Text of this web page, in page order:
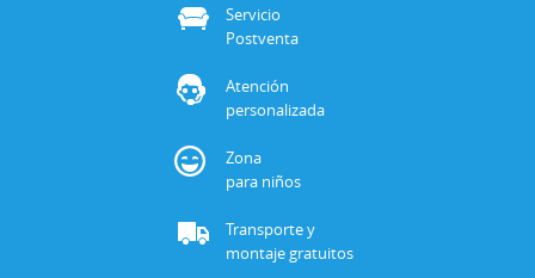
Servicio
Postventa
Atención
personalizada
Zona
para niños
Transporte y
montaje gratuitos